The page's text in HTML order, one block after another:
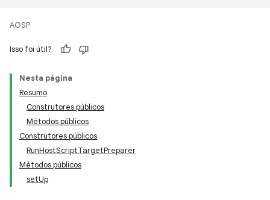
AOSP
Isso foi útil?
Nesta página
Resumo
Construtores públicos
Métodos públicos
Construtores públicos
RunHostScriptTargetPreparer
Métodos públicos
setUp